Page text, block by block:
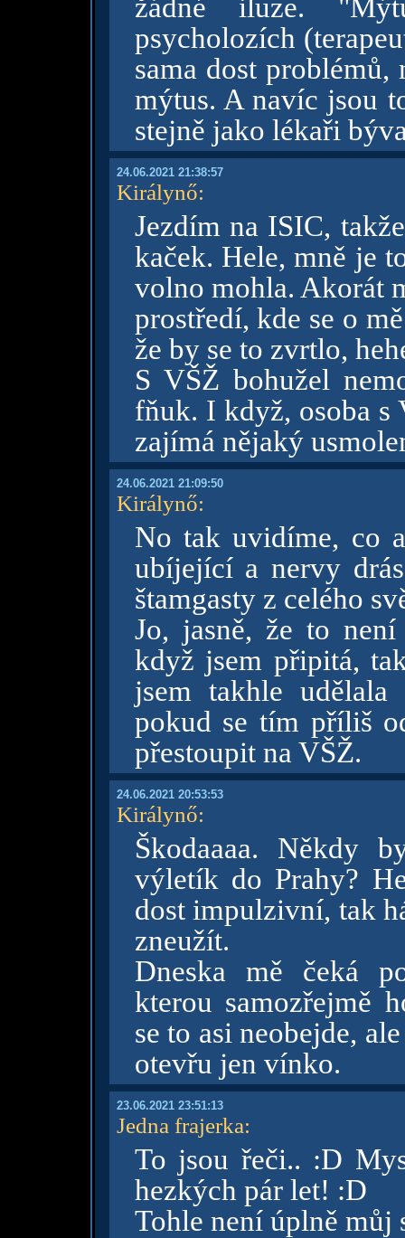
žádné iluze.
psycholozích
sama dost
mýtus. A navíc jsou
stejně jako lékaři
24.06.2021 21:38:57
Királynő:
Jezdím na ISIC,
kaček. Hele, mně je
volno mohla. Akorát
prostředí, kde se o
že by se to zvrtlo,
S VŠŽ bohužel
fňuk. I když, osoba s
zajímá nějaký
24.06.2021 21:09:50
Királynő:
No tak uvidíme, co
ubíjející a nervy
štamgasty z celého
Jo, jasně, že to
když jsem připitá,
jsem takhle
pokud se tím příliš
přestoupit na VŠŽ.
24.06.2021 20:53:53
Királynő:
Škodaaaa. Někdy
výletík do Prahy?
dost impulzivní, tak
zneužít.
Dneska mě čeká
kterou samozřejmě
se to asi neobejde,
otevřu jen vínko.
23.06.2021 23:51:13
Jedna frajerka:
To jsou řeči.. :D
hezkých pár let! :D
Tohle není úplně můj